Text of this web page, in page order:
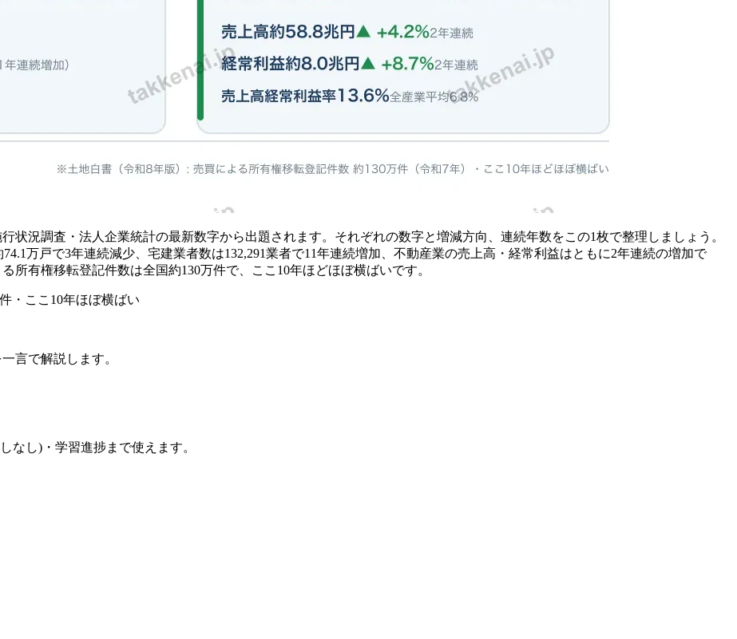
状況調査・法人企業統計の最新数字から出題されます。それぞれの数字と増減方向、連続年数をこの1枚で整理しましょう。
万戸で3年連続減少、宅建業者数は132,291業者で11年連続増加、不動産業の売上高・経常利益はともに2年連続の増加で
所有権移転登記件数は全国約130万件で、ここ10年ほどほぼ横ばいです。
・ここ10年ほぼ横ばい
言で解説します。
なし)・学習進捗まで使えます。